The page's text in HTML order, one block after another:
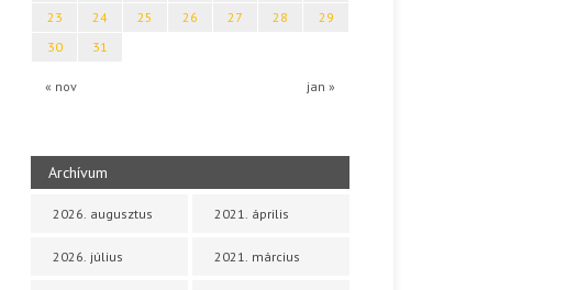
« nov jan »
23
24 25 26 27 28
29
30
31
Archívum
2026. augusztus
2026. július
2021. április
2021. március